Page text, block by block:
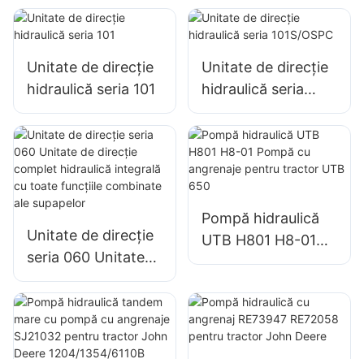
Unitate de direcție
hidraulică seria 101
Unitate de direcție
hidraulică seria
101S/OSPC
Unitate de direcție
seria 060 Unitate
de direcție complet
hidraulică integrală
cu toate funcțiile
combinate ale
Pompă hidraulică
UTB H801 H8-01
Pompă cu
tractor UTB 650